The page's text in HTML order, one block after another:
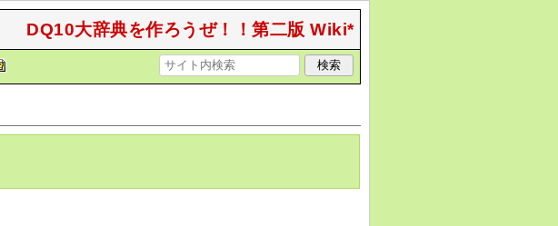
DQ10大辞典を作ろうぜ！！第二版 Wiki*